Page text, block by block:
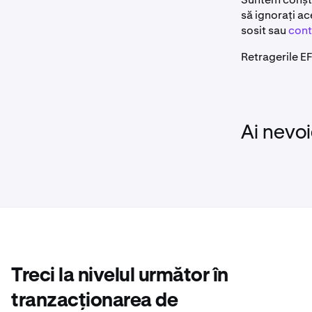
2 Navigați
- Faceți
băncii
cifre,
să ignorați
sosit sau
Retragerile
Ai
Treci la nivelul următor în
tranzacționarea de